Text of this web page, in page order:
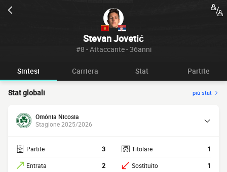
Stevan Jovetić
#8 - Attaccante - 36anni
Sintesi Carriera Stat Partite
Stat globali più stat
Omónia Nicosia
Stagione 2025/2026
Partite 3
Entrata 2
Titolare 1
Sostituito 1